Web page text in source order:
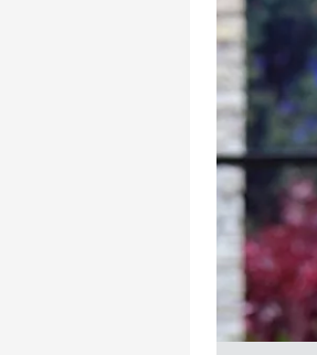
6698